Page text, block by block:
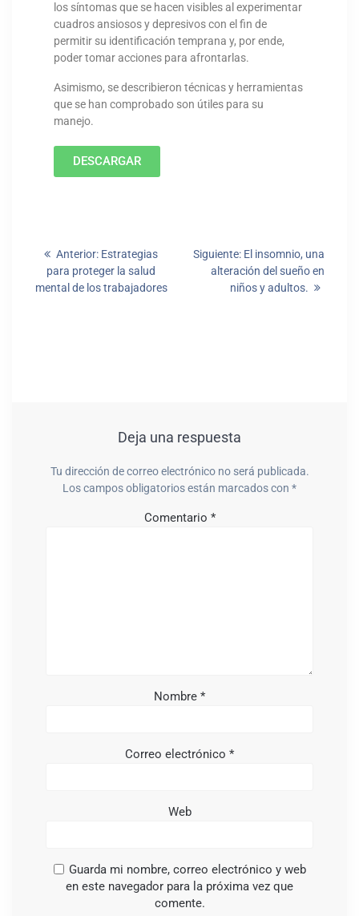
los síntomas que se hacen visibles al experimentar
cuadros ansiosos y depresivos con el fin de
permitir su identificación temprana y, por ende,
poder tomar acciones para afrontarlas.
Asimismo, se describieron técnicas y herramientas
que se han comprobado son útiles para su
manejo.
DESCARGAR
Anterior: Estrategias
para proteger la salud
mental de los trabajadores
Siguiente: El insomnio, una
alteración del sueño en
niños y adultos.
Deja una respuesta
Tu dirección de correo electrónico no será publicada.
Los campos obligatorios están marcados con *
Comentario *
Nombre *
Correo electrónico *
Web
Guarda mi nombre, correo electrónico y web
en este navegador para la próxima vez que
comente.